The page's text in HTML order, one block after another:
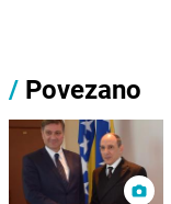
/ Povezano